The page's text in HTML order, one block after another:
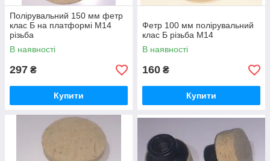
Полірувальний 150 мм фетр
клас Б на платформі М14
різьба
В наявності
297 ₴
Купити
Фетр 100 мм полірувальний
клас Б різьба М14
В наявності
160 ₴
Купити